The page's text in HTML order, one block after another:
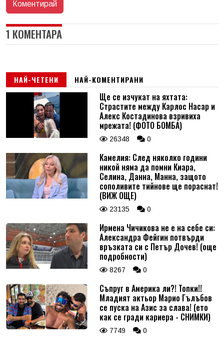
1 КОМЕНТАРА
НАЙ-ЧЕТЕНИ НАЙ-КОМЕНТИРАНИ
Ще се изчукат на яхтата:
Страстите между Карлос Насар и
Алекс Костадинова взривиха
мрежата! (ФОТО БОМБА)
26348 0
Камелия: След няколко години
никой няма да помни Киара,
Селина, Данна, Манна, защото
сополивите тийнове ще пораснат!
(ВИЖ ОЩЕ)
23135 0
Ирмена Чичикова не е на себе си:
Александра Фейгин потвърди
връзката си с Петър Дочев! (още
подробности)
8267 0
Съпруг в Америка ли?! Топки!!
Младият актьор Марио Гълъбов
се пуска на Азис за слава! (ето
как се гради кариера - СНИМКИ)
7749 0